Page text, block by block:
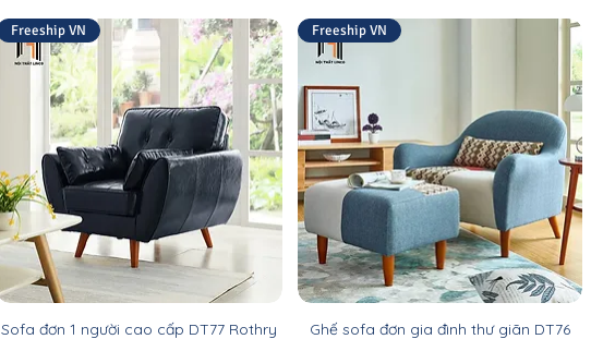
Freeship VN
Sofa đơn 1 người cao cấp DT77 Rothry
Freeship VN
Ghế sofa đơn gia đình thư giãn DT76